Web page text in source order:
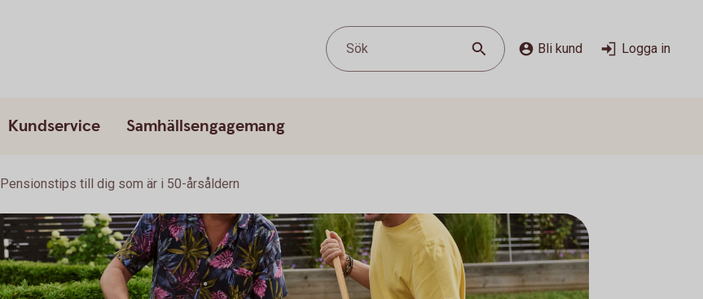
Sök Bli kund Logga in
Kundservice Samhällsengagemang
Pensionstips till dig som är i 50-årsåldern